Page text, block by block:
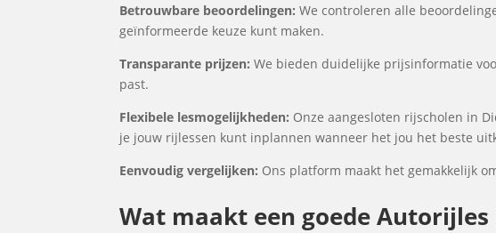
Betrouwbare beoordelingen: We controleren alle
geïnformeerde keuze kunt maken.
Transparante prijzen: We bieden duidelijke prijsinformatie
past.
Flexibele lesmogelijkheden: Onze aangesloten rijscholen in
je jouw rijlessen kunt inplannen wanneer het jou het beste
Eenvoudig vergelijken: Ons platform maakt het gemakkelijk
Wat maakt een goede Autorijles